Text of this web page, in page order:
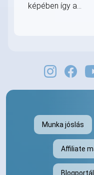
képében így a...
Munka jóslás
Affiliate
Blogportál